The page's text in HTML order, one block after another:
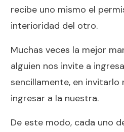
recibe uno mismo el
interioridad del otro.
Muchas veces la mejor
alguien nos invite a
sencillamente, en
ingresar a la nuestra.
De este modo, cada uno